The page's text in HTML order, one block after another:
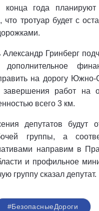
года планируют
что тротуар будет с
Гринберг
на дорогу Южно-
завершения работ на
всего 3 км.
депутатов будут
группы, а
направим в
и профильное
группу сказал депутат.
#БезопасныеДороги